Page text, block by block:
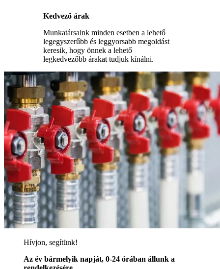
Kedvező árak
Munkatársaink minden esetben a lehető
legegyszerűbb és leggyorsabb megoldást
keresik, hogy önnek a lehető
legkedvezőbb árakat tudjuk kínálni.
Hívjon, segítünk!
Az év bármelyik napját, 0-24 órában állunk a